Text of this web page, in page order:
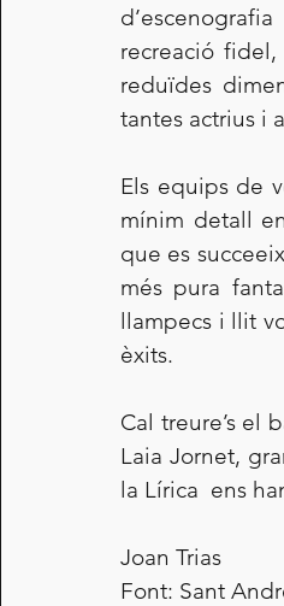
recreació
reduïdes
tantes actrius i
Els equips de
mínim detall
que es
més pura
llampecs i llit
èxits.
Cal treure’s el
Laia Jornet,
la Lírica  ens
Joan Trias
Font: Sant